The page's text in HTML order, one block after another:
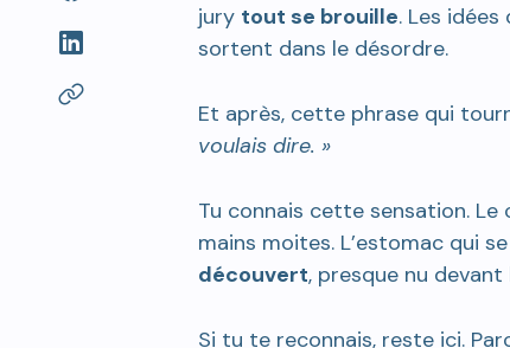
jurytout se brouille. Les idées
sortent dans le désordre.
Et après, cette phrase qui
voulais dire. »
Tu connais cette sensation. Le
mains moites. L’estomac qui
découvert, presque nu devant
Si tu te reconnais, reste ici.